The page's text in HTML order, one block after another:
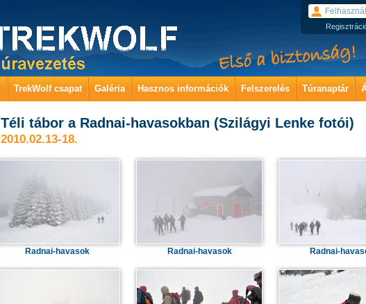
TrekWolf csapat Galéria Hasznos információk Felszerelés Túranaptár
Téli tábor a Radnai-havasokban (Szilágyi Lenke fotói)
2010.02.13-18.
Radnai-havasok Radnai-havasok Radnai-